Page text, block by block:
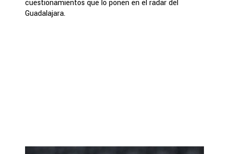
cuestionamientos que lo ponen en el radar del
Guadalajara.